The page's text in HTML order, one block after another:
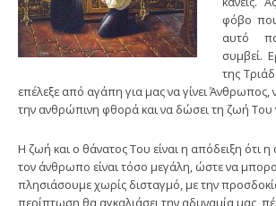
φόβο που
αυτό
συμβεί.
της
επέλεξε από αγάπη για μας να γίνει Άνθρωπος,
την ανθρώπινη φθορά και να δώσει τη ζωή Του
Η ζωή και ο θάνατος Του είναι η απόδειξη ότι
τον άνθρωπο είναι τόσο μεγάλη, ώστε να
πλησιάσουμε χωρίς δισταγμό, με την
περίπτωση θα αγκαλιάσει την αδυναμία μας,